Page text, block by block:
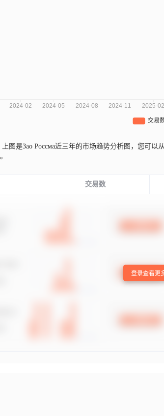
上图是Зао Россма近三年的市场趋势分析图，您可
交易数
登录查看更